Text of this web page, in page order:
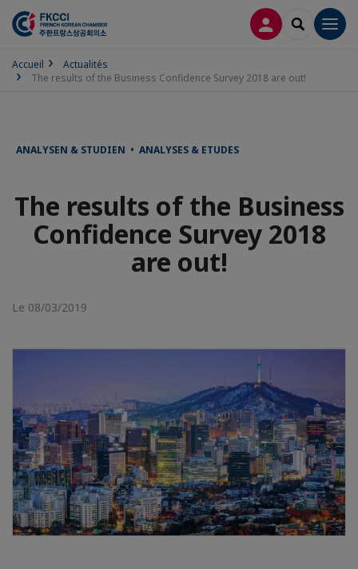
CONNEXION
Accueil
Actualités
The results of the Business Confidence Survey 2018 are out!
ANALYSEN & STUDIEN • ANALYSES & ETUDES
The results of the Business
Confidence Survey 2018
are out!
Le 08/03/2019